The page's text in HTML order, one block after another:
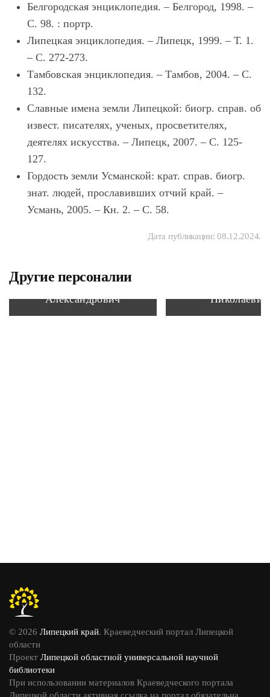
Белгородская энциклопедия. – Белгород, 1998. –
С. 98. : портр.
Липецкая энциклопедия. – Липецк, 1999. – Т. 1.
– С. 272-273.
Тамбовская энциклопедия. – Тамбов, 2004. – С.
132.
Славные имена земли Липецкой: биогр. справ. об
извест. писателях, ученых, просветителях,
деятелях искусства. – Липецк, 2007. – С. 125-
127.
Гордость земли Усманской: крат. справ. биогр.
знат. людей, прославивших отчий край. –
Усмань, 2005. – Кн. 2. – С. 58.
Дата публикации:08.12.2024.
Другие персоналии
Сиринов Михаил
Александрович
Николаевич
© 2026 Липецкий край. Краеведческий портал Липецкой
области
Проект Липецкой областной универсальной научной
библиотеки
При использовании материалов Краеведческого портала